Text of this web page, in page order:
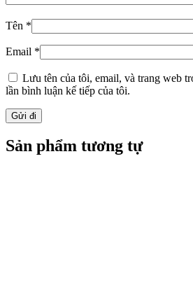
Tên *
Email *
Lưu tên của tôi, email, và trang web
lần bình luận kế tiếp của tôi.
Sản phẩm tương tự